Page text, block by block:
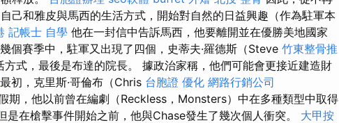
己和雅皮與馬西的生活方式，開始對自然的日益興趣（作為駐軍本
記帳士 自學 他在一封信中告訴馬西，他要離開並在優勝美地國家
個賽季中，駐軍又出現了四個，史蒂夫·羅德斯（Steve 竹東整骨推
式，最後是布達的院長。 據政治家稱，他們可能會更接近建造財
最初，克里斯·哥倫布（Chris 台胞證 優化 網路行銷公司
期，他以前曾在編劇（Reckless，Monsters）中在多種類型中取得
是在槍擊事件開始之前，他與Chase發生了幾次個人衝突。 大甲按